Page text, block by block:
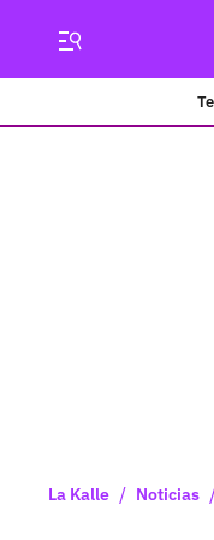
La Kalle / Noticias